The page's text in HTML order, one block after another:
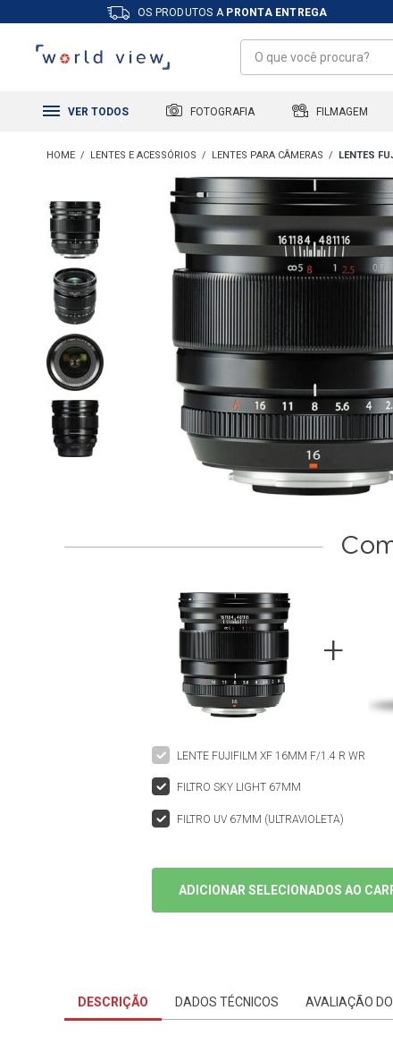
OS PRODUTOS A PRONTA ENTREGA
VER TODOS FOTOGRAFIA FILMAGEM
LENTES E ACESSÓRIOS LENTES PARA CÂMERAS LENTES
LENTE FUJIFILM XF 16MM F/1.4 R WR
FILTRO SKY LIGHT 67MM
FILTRO UV 67MM (ULTRAVIOLETA)
ADICIONAR SELECIONADOS AO
DESCRIÇÃO DADOS TÉCNICOS AVALIAÇÃO